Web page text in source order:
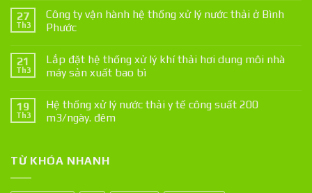
27
Th3
Công ty vận hành hệ thống xử lý nước thải ở Bình
Phước
21
Th3
Lắp đặt hệ thống xử lý khí thải hơi dung môi nhà
máy sản xuất bao bì
19
Th3
Hệ thống xử lý nước thải y tế công suất 200
m3/ngày. đêm
TỪ KHÓA NHANH